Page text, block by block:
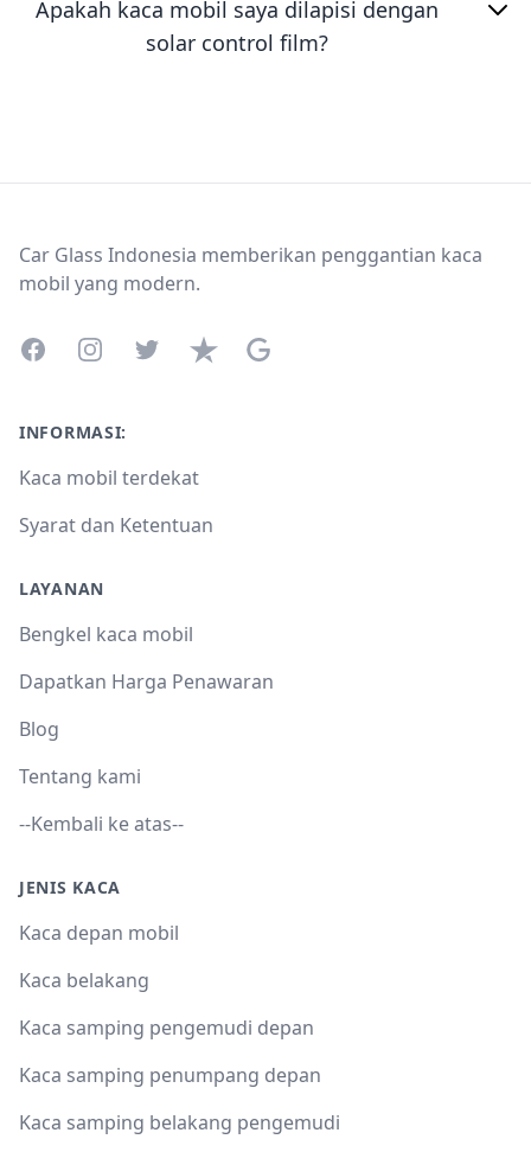
Apakah kaca mobil saya dilapisi dengan
solar control film?
Car Glass Indonesia memberikan penggantian kaca
mobil yang modern.
FacebookInstagramTwitterTrustpilotGoogle Business Profile
INFORMASI:
Kaca mobil terdekat
Syarat dan Ketentuan
LAYANAN
Bengkel kaca mobil
Dapatkan Harga Penawaran
Blog
Tentang kami
--Kembali ke atas--
JENIS KACA
Kaca depan mobil
Kaca belakang
Kaca samping pengemudi depan
Kaca samping penumpang depan
Kaca samping belakang pengemudi